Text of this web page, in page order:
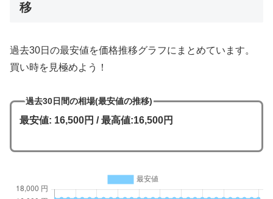
移
過去30日の最安値を価格推移グラフにまとめています。
買い時を見極めよう！
過去30日間の相場(最安値の推移)
最安値: 16,500円 / 最高値:16,500円